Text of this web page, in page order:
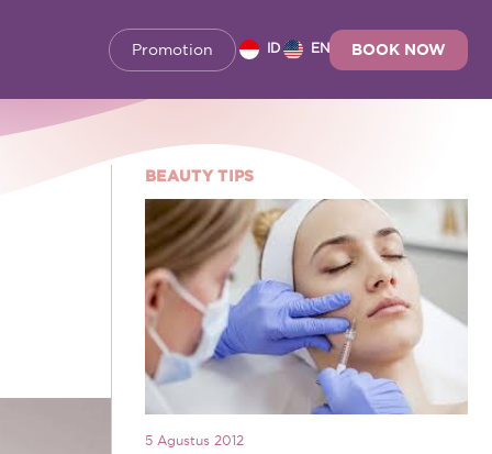
Promotion ID EN BOOK NOW
BEAUTY TIPS
5 Agustus 2012